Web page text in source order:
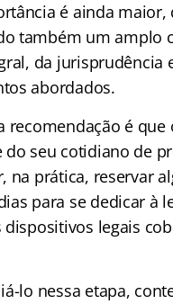
é ainda maior,
também um amplo
da jurisprudência
abordados.
recomendação é que
do seu cotidiano de
na prática, reservar
para se dedicar à
legais
lo nessa etapa,